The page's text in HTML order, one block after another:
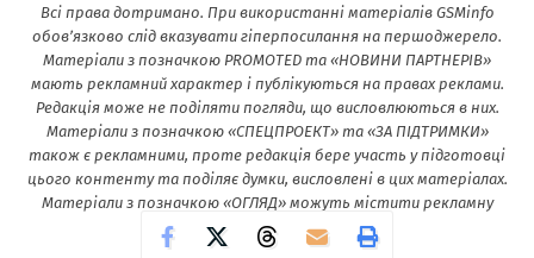
Всі права дотримано. При використанні матеріалів GSMinfo
обов’язково слід вказувати гіперпосилання на першоджерело.
Матеріали з позначкою PROMOTED та «НОВИНИ ПАРТНЕРІВ»
мають рекламний характер і публікуються на правах реклами.
Редакція може не поділяти погляди, що висловлюються в них.
Матеріали з позначкою «СПЕЦПРОЕКТ» та «ЗА ПІДТРИМКИ»
також є рекламними, проте редакція бере участь у підготовці
цього контенту та поділяє думки, висловлені в цих матеріалах.
Матеріали з позначкою «ОГЛЯД» можуть містити рекламну
інформацію.